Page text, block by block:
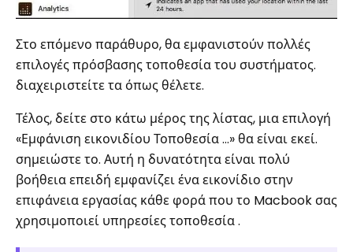
Στο επόμενο παράθυρο, θα εμφανιστούν πολλές
επιλογές πρόσβασης τοποθεσία του συστήματος.
διαχειριστείτε τα όπως θέλετε.
Τέλος, δείτε στο κάτω μέρος της λίστας, μια επιλογή
«Εμφάνιση εικονιδίου Τοποθεσία …» θα είναι εκεί.
σημειώστε το. Αυτή η δυνατότητα είναι πολύ
βοήθεια επειδή εμφανίζει ένα εικονίδιο στην
επιφάνεια εργασίας κάθε φορά που το Macbook σας
χρησιμοποιεί υπηρεσίες τοποθεσία .